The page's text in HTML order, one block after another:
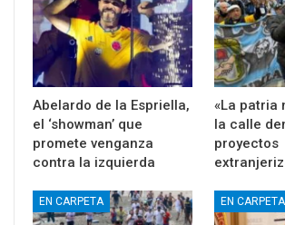
Abelardo de la Espriella,
el ‘showman’ que
promete venganza
contra la izquierda
«La patria
la calle
proyectos
EN CARPETA EN CARPETA